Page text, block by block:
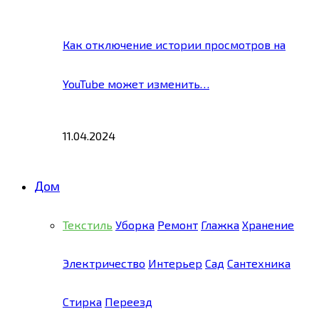
Как отключение истории просмотров на
YouTube может изменить…
11.04.2024
Дом
Текстиль Уборка Ремонт Глажка Хранение
Электричество Интерьер Сад Сантехника
Стирка Переезд